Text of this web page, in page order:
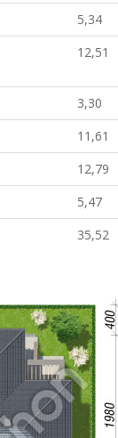
5,34
12,51
3,30
11,61
12,79
5,47
35,52